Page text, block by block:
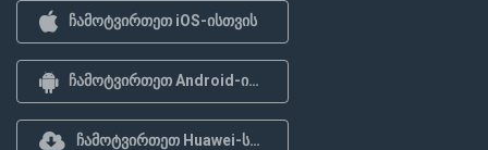
ჩამოტვირთეთ iOS-ისთვის
ჩამოტვირთეთ Android-ისთვის
ჩამოტვირთეთ Huawei-სთვის